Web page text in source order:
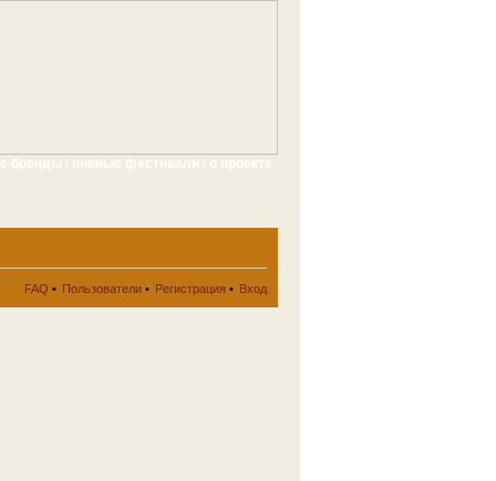
бренды пивные фестивали о проекте
FAQ • Пользователи • Регистрация • Вход